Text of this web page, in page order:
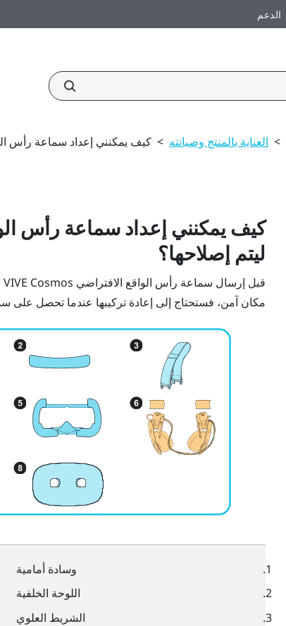
الدعم
> العناية بالمنتج وصيانته > كيف يمكنني إعداد سماعة رأس
كيف يمكنني إعداد سماعة رأس
ليتم إصلاحها؟
قبل إرسال سماعة رأس الواقع الافتراضي VIVE Cosmos
مكان آمن، فستحتاج إلى إعادة تركيبها عندما تحصل على
وسادة أمامية
اللوحة الخلفية
الشريط العلوي